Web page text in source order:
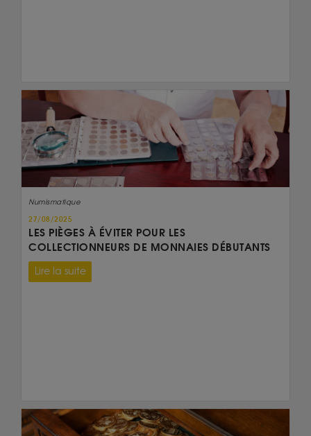
Numismatique
27/08/2025
LES PIÈGES À ÉVITER POUR LES
COLLECTIONNEURS DE MONNAIES DÉBUTANTS
Lire la suite